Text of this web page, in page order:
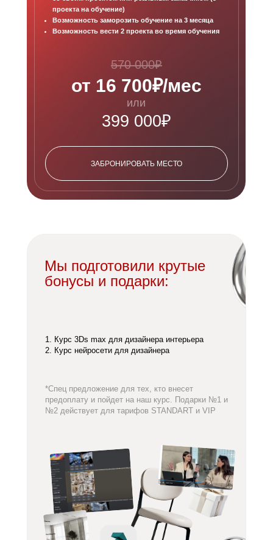
проекта на обучение)
Возможность заморозить обучение на 3 месяца
Возможность вести 2 проекта во время обучения
399 000₽
570 000₽
от 16 700₽/мес
ЗАБРОНИРОВАТЬ МЕСТО
или
1. Курс 3Ds max для дизайнера интерьера
2. Курс нейросети для дизайнера
Мы подготовили крутые
бонусы и подарки:
*Спец предложение для тех, кто внесет
предоплату и пойдет на наш курс. Подарки №1 и
№2 действует для тарифов STANDART и VIP